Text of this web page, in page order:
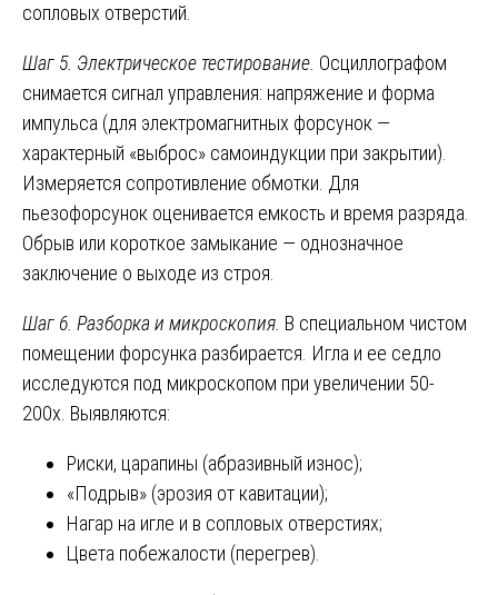
сопловых отверстий.
Шаг 5. Электрическое тестирование. Осциллографом
снимается сигнал управления: напряжение и форма
импульса (для электромагнитных форсунок —
характерный «выброс» самоиндукции при закрытии).
Измеряется сопротивление обмотки. Для
пьезофорсунок оценивается емкость и время разряда.
Обрыв или короткое замыкание — однозначное
заключение о выходе из строя.
Шаг 6. Разборка и микроскопия. В специальном чистом
помещении форсунка разбирается. Игла и ее седло
исследуются под микроскопом при увеличении 50-
200х. Выявляются:
Риски, царапины (абразивный износ);
«Подрыв» (эрозия от кавитации);
Нагар на игле и в сопловых отверстиях;
Цвета побежалости (перегрев).